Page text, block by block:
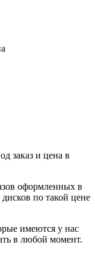
заказ и цена в
оформленных в
по такой цене
имеются у нас
в любой момент.